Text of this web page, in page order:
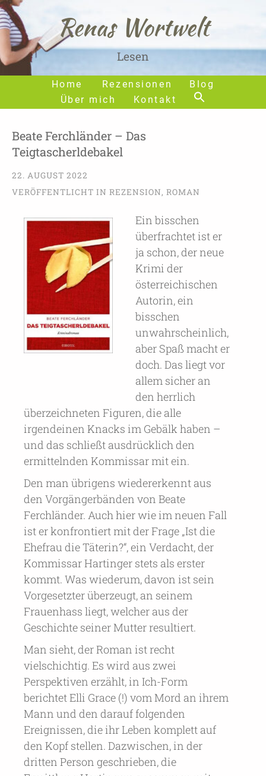
Home Rezensionen
Blog
Über mich
Kontakt
Renas Wortwelt
Lesen
Beate Ferchländer – Das
Teigtascherldebakel
22. AUGUST 2022
VERÖFFENTLICHT IN REZENSION, ROMAN
Ein bisschen
überfrachtet ist er
ja schon, der neue
Krimi der
österreichischen
Autorin, ein
bisschen
unwahrscheinlich,
aber Spaß macht er
doch. Das liegt vor
allem sicher an
den herrlich
überzeichneten Figuren, die alle
irgendeinen Knacks im Gebälk haben –
und das schließt ausdrücklich den
ermittelnden Kommissar mit ein.
Den man übrigens wiedererkennt aus
den Vorgängerbänden von Beate
Ferchländer. Auch hier wie im neuen Fall
ist er konfrontiert mit der Frage „Ist die
Ehefrau die Täterin?“, ein Verdacht, der
Kommissar Hartinger stets als erster
kommt. Was wiederum, davon ist sein
Vorgesetzter überzeugt, an seinem
Frauenhass liegt, welcher aus der
Geschichte seiner Mutter resultiert.
Man sieht, der Roman ist recht
vielschichtig. Es wird aus zwei
Perspektiven erzählt, in Ich-Form
berichtet Elli Grace (!) vom Mord an ihrem
Mann und den darauf folgenden
Ereignissen, die ihr Leben komplett auf
den Kopf stellen. Dazwischen, in der
dritten Person geschrieben, die